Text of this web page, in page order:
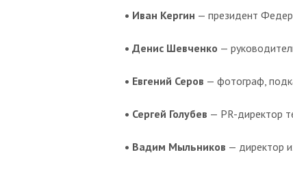
• Иван Кергин — президент
• Денис Шевченко —
• Евгений Серов — фотограф,
• Сергей Голубев — PR-директор
• Вадим Мыльников — директор